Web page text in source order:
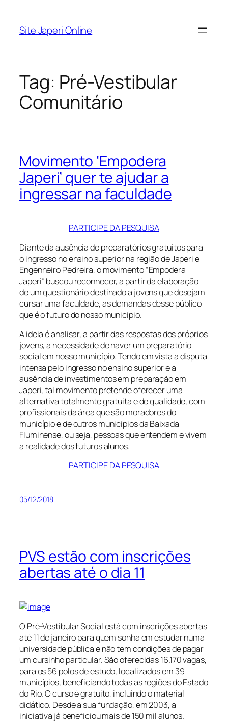
Site Japeri Online
Tag: Pré-Vestibular
Comunitário
Movimento ‘Empodera
Japeri’ quer te ajudar a
ingressar na faculdade
PARTICIPE DA PESQUISA
Diante da ausência de preparatórios gratuitos para
o ingresso no ensino superior na região de Japeri e
Engenheiro Pedreira, o movimento “Empodera
Japeri” buscou reconhecer, a partir da elaboração
de um questionário destinado a jovens que desejam
cursar uma faculdade, as demandas desse público
que é o futuro do nosso município.
A ideia é analisar, a partir das respostas dos próprios
jovens, a necessidade de haver um preparatório
social em nosso município. Tendo em vista a disputa
intensa pelo ingresso no ensino superior e a
ausência de investimentos em preparação em
Japeri, tal movimento pretende oferecer uma
alternativa totalmente gratuita e de qualidade, com
profissionais da área que são moradores do
município e de outros municípios da Baixada
Fluminense, ou seja, pessoas que entendem e vivem
a realidade dos futuros alunos.
PARTICIPE DA PESQUISA
05/12/2018
PVS estão com inscrições
abertas até o dia 11
O Pré-Vestibular Social está com inscrições abertas
até 11 de janeiro para quem sonha em estudar numa
universidade pública e não tem condições de pagar
um cursinho particular. São oferecidas 16.170 vagas,
para os 56 polos de estudo, localizados em 39
municípios, beneficiando todas as regiões do Estado
do Rio. O curso é gratuito, incluindo o material
didático. Desde a sua fundação, em 2003, a
iniciativa já beneficiou mais de 150 mil alunos.